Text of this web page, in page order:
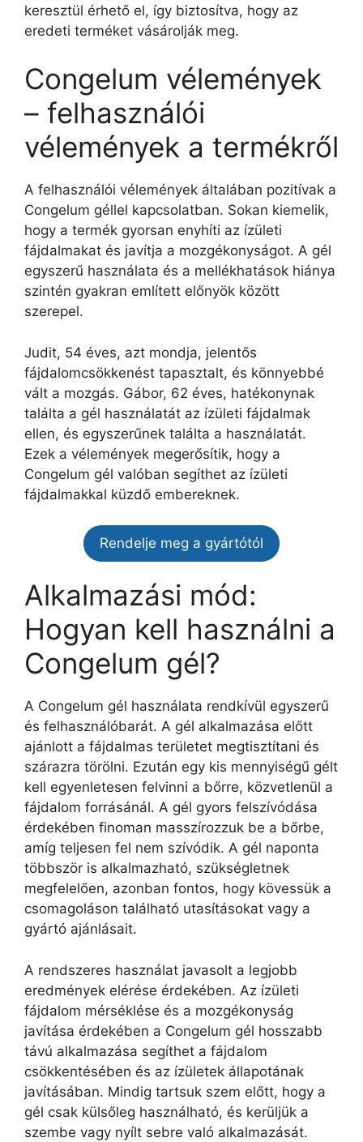
keresztül érhető el, így biztosítva, hogy az
eredeti terméket vásárolják meg.
Congelum vélemények
– felhasználói
vélemények a termékről
A felhasználói vélemények általában pozitívak a
Congelum géllel kapcsolatban. Sokan kiemelik,
hogy a termék gyorsan enyhíti az ízületi
fájdalmakat és javítja a mozgékonyságot. A gél
egyszerű használata és a mellékhatások hiánya
szintén gyakran említett előnyök között
szerepel.
Judit, 54 éves, azt mondja, jelentős
fájdalomcsökkenést tapasztalt, és könnyebbé
vált a mozgás. Gábor, 62 éves, hatékonynak
találta a gél használatát az ízületi fájdalmak
ellen, és egyszerűnek találta a használatát.
Ezek a vélemények megerősítik, hogy a
Congelum gél valóban segíthet az ízületi
fájdalmakkal küzdő embereknek.
Rendelje meg a gyártótól
Alkalmazási mód:
Hogyan kell használni a
Congelum gél?
A Congelum gél használata rendkívül egyszerű
és felhasználóbarát. A gél alkalmazása előtt
ajánlott a fájdalmas területet megtisztítani és
szárazra törölni. Ezután egy kis mennyiségű gélt
kell egyenletesen felvinni a bőrre, közvetlenül a
fájdalom forrásánál. A gél gyors felszívódása
érdekében finoman masszírozzuk be a bőrbe,
amíg teljesen fel nem szívódik. A gél naponta
többször is alkalmazható, szükségletnek
megfelelően, azonban fontos, hogy kövessük a
csomagoláson található utasításokat vagy a
gyártó ajánlásait.
A rendszeres használat javasolt a legjobb
eredmények elérése érdekében. Az ízületi
fájdalom mérséklése és a mozgékonyság
javítása érdekében a Congelum gél hosszabb
távú alkalmazása segíthet a fájdalom
csökkentésében és az ízületek állapotának
javításában. Mindig tartsuk szem előtt, hogy a
gél csak külsőleg használható, és kerüljük a
szembe vagy nyílt sebre való alkalmazását.